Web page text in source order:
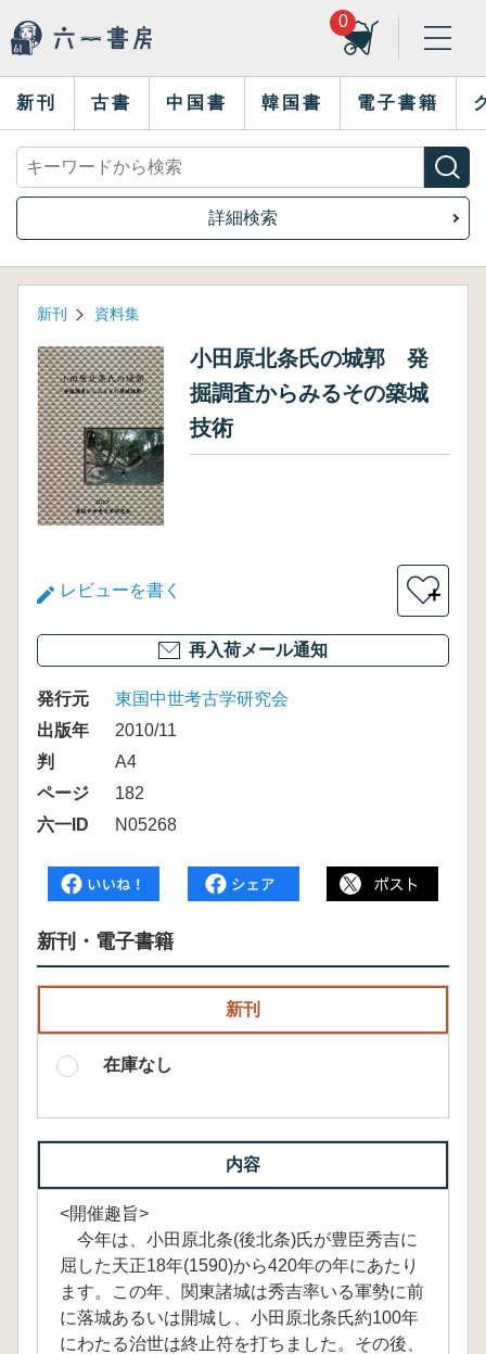
0
新刊 古書 中国書 韓国書 電子書籍
詳細検索
新刊 資料集
小田原北条氏の城郭 発
掘調査からみるその築城
技術
レビューを書く ＋
再入荷メール通知
発行元
東国中世考古学研究会
出版年
2010/11
判
A4
ページ
182
六一ID
N05268
新刊・電子書籍
新刊
在庫なし
内容
<開催趣旨>
今年は、小田原北条(後北条)氏が豊臣秀吉に
屈した天正18年(1590)から420年の年にあたり
ます。この年、関東諸城は秀吉率いる軍勢に前
に落城あるいは開城し、小田原北条氏約100年
にわたる治世は終止符を打ちました。その後、